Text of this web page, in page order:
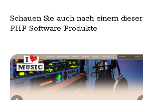
Schauen Sie auch nach einem dieser
PHP Software Produkte